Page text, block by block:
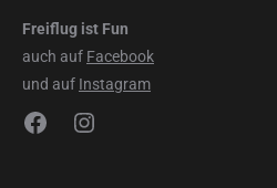
Freiflug ist Fun
auch auf Facebook
und auf Instagram
FacebookInstagram